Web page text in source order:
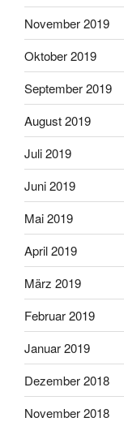
November 2019
Oktober 2019
September 2019
August 2019
Juli 2019
Juni 2019
Mai 2019
April 2019
März 2019
Februar 2019
Januar 2019
Dezember 2018
November 2018